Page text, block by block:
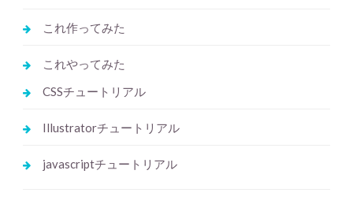
これ作ってみた
これやってみた
CSSチュートリアル
Illustratorチュートリアル
javascriptチュートリアル